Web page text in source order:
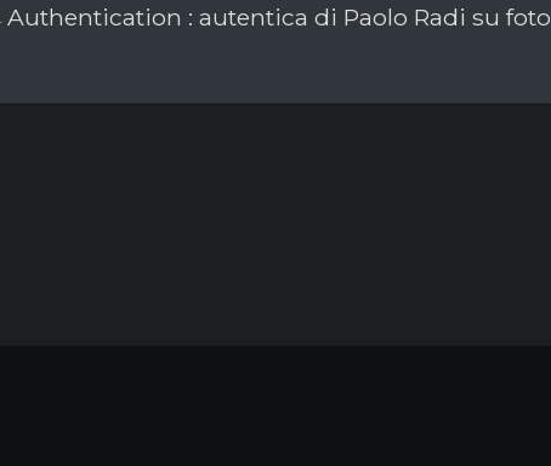
Authentication : autentica di Paolo Radi su foto